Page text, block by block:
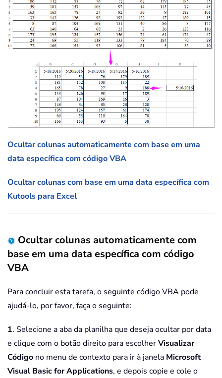
Ocultar colunas automaticamente com base em uma
data específica com código VBA
Ocultar colunas com base em uma data específica com
Kutools para Excel
Ocultar colunas automaticamente com
base em uma data específica com código
VBA
Para concluir esta tarefa, o seguinte código VBA pode
ajudá-lo, por favor, faça o seguinte:
1. Selecione a aba da planilha que deseja ocultar por data
e clique com o botão direito para escolherVisualizar
Código no menu de contexto para ir à janela Microsoft
Visual Basic for Applications, e depois copie e cole o